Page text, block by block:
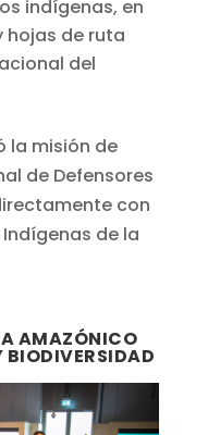
indígenas, en
hojas de ruta
del
la misión de
de Defensores
con
de la
AMAZÓNICO